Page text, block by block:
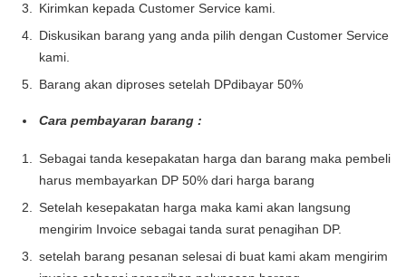
Kirimkan kepada Customer Service kami.
Diskusikan barang yang anda pilih dengan Customer Service
kami.
Barang akan diproses setelah DPdibayar 50%
Cara pembayaran barang :
Sebagai tanda kesepakatan harga dan barang maka pembeli
harus membayarkan DP 50% dari harga barang
Setelah kesepakatan harga maka kami akan langsung
mengirim Invoice sebagai tanda surat penagihan DP.
setelah barang pesanan selesai di buat kami akam mengirim